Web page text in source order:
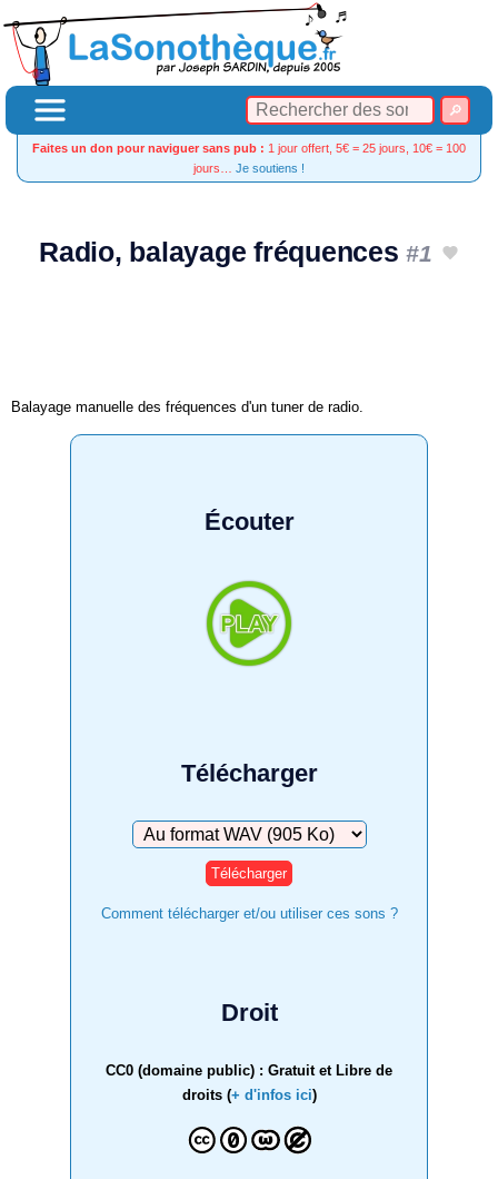
Faites un don pour naviguer sans pub : 1 jour offert, 5€ = 25 jours, 10€ = 100
jours… Je soutiens !
Radio, balayage fréquences#1
Balayage manuelle des fréquences d'un tuner de radio.
Écouter
Télécharger
Télécharger
Comment télécharger et/ou utiliser ces sons ?
Droit
CC0 (domaine public) : Gratuit et Libre de
droits (+ d'infos ici)